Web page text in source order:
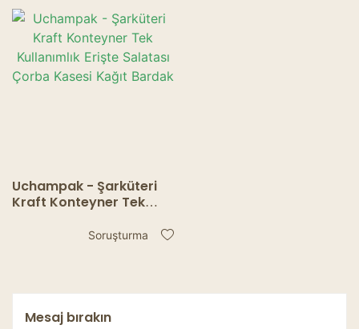
kase Konteyner
Uchampak - Şarküteri
Kraft Konteyner Tek
Salatası Çorba Kasesi
Soruşturma
Mesaj bırakın